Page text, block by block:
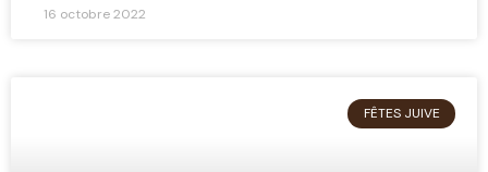
16 octobre 2022
FÊTES JUIVE